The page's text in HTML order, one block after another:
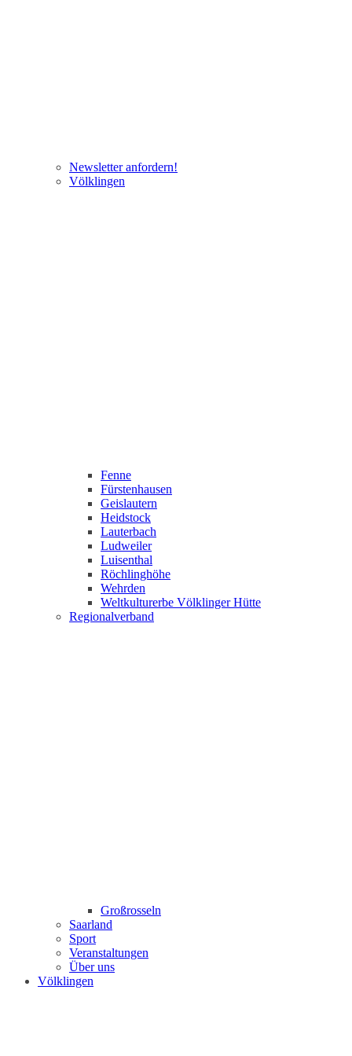
Newsletter anfordern!
Völklingen
Fenne
Fürstenhausen
Geislautern
Heidstock
Lauterbach
Ludweiler
Luisenthal
Röchlinghöhe
Wehrden
Weltkulturerbe Völklinger Hütte
Regionalverband
Großrosseln
Saarland
Sport
Veranstaltungen
Über uns
Völklingen